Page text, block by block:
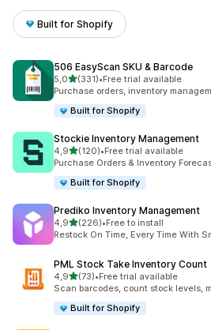
Built for Shopify
506 EasyScan SKU & Barcode
5,0z 5 hvězd
(331)
Celkový počet recenzí: 331
•Free trial available
Purchase orders, inventory
Built for Shopify
Stockie Inventory Management
4,9z 5 hvězd
(120)
Celkový počet recenzí: 120
•Free trial available
Purchase Orders & Inventory
Built for Shopify
Prediko Inventory Management
4,9z 5 hvězd
(226)
Celkový počet recenzí: 226
•Free to install
Restock On Time, Every Time With
PML Stock Take Inventory Count
4,9z 5 hvězd
(73)
Celkový počet recenzí: 73
•Free trial available
Scan barcodes, count stock levels,
Built for Shopify